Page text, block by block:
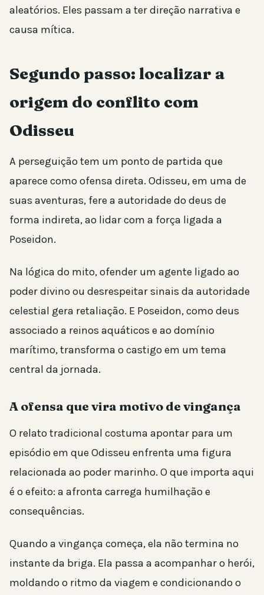
aleatórios. Eles passam a ter direção narrativa e
causa mítica.
Segundo passo: localizar a
origem do conflito com
Odisseu
A perseguição tem um ponto de partida que
aparece como ofensa direta. Odisseu, em uma de
suas aventuras, fere a autoridade do deus de
forma indireta, ao lidar com a força ligada a
Poseidon.
Na lógica do mito, ofender um agente ligado ao
poder divino ou desrespeitar sinais da autoridade
celestial gera retaliação. E Poseidon, como deus
associado a reinos aquáticos e ao domínio
marítimo, transforma o castigo em um tema
central da jornada.
A ofensa que vira motivo de vingança
O relato tradicional costuma apontar para um
episódio em que Odisseu enfrenta uma figura
relacionada ao poder marinho. O que importa aqui
é o efeito: a afronta carrega humilhação e
consequências.
Quando a vingança começa, ela não termina no
instante da briga. Ela passa a acompanhar o herói,
moldando o ritmo da viagem e condicionando o